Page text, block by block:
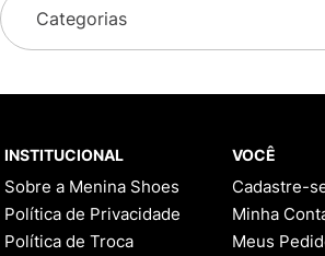
Categorias
INSTITUCIONAL
Sobre a Menina Shoes
Política de Privacidade
Política de Troca
VOCÊ
Cadastre-
Minha
Meus